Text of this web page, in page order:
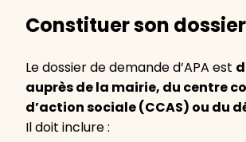
Constituer son dossier
Le dossier de demande d’APA est
auprès de la mairie, du centre
d’action sociale (CCAS) ou du
Il doit inclure :